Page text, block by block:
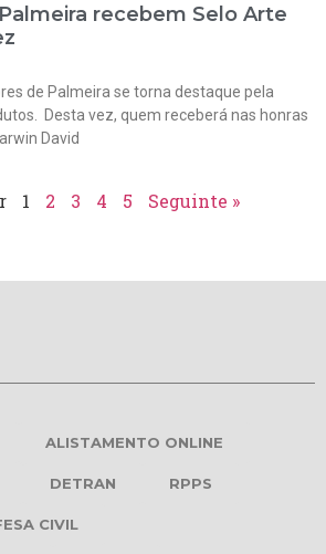
recebem Selo Arte
de Palmeira se torna destaque pela
Desta vez, quem receberá nas honras
David
1 2 3 4 5 Seguinte »
ALISTAMENTO ONLINE
DETRAN RPPS
CIVIL